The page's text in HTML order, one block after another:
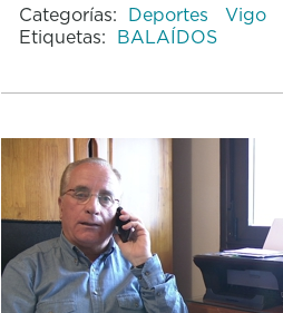
Categorías: Deportes Vigo
Etiquetas: BALAÍDOS